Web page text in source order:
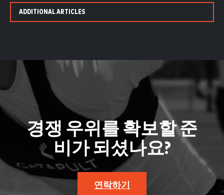
ADDITIONAL ARTICLES
경쟁 우위를 확보할 준
비가 되셨나요?
연락하기